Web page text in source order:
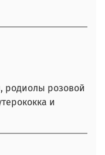
родиолы розовой
и